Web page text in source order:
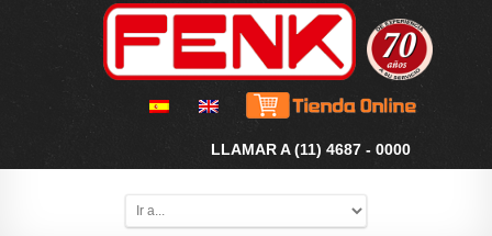
LLAMAR A (11) 4687 - 0000